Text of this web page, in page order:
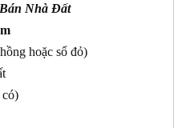
Nhà Đất
hoặc sổ đỏ)
có)